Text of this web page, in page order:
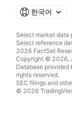
한국어
Select market data
Select reference
2026 FactSet
Copyright © 2026,
Database provided
rights reserved.
SEC filings and
© 2026